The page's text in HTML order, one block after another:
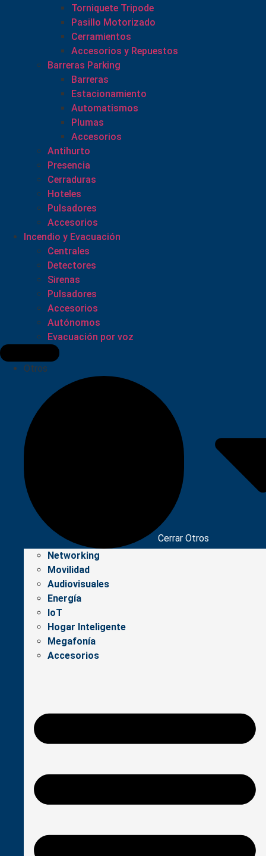
Torniquete Tripode
Pasillo Motorizado
Cerramientos
Accesorios y Repuestos
Barreras Parking
Barreras
Estacionamiento
Automatismos
Plumas
Accesorios
Antihurto
Presencia
Cerraduras
Hoteles
Pulsadores
Accesorios
Incendio y Evacuación
Centrales
Detectores
Sirenas
Pulsadores
Accesorios
Autónomos
Evacuación por voz
Otros
Cerrar Otros
Networking
Movilidad
Audiovisuales
Energía
IoT
Hogar Inteligente
Megafonía
Accesorios